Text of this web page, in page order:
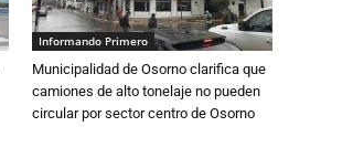
Informando Primero
Municipalidad de Osorno clarifica que
camiones de alto tonelaje no pueden
circular por sector centro de Osorno